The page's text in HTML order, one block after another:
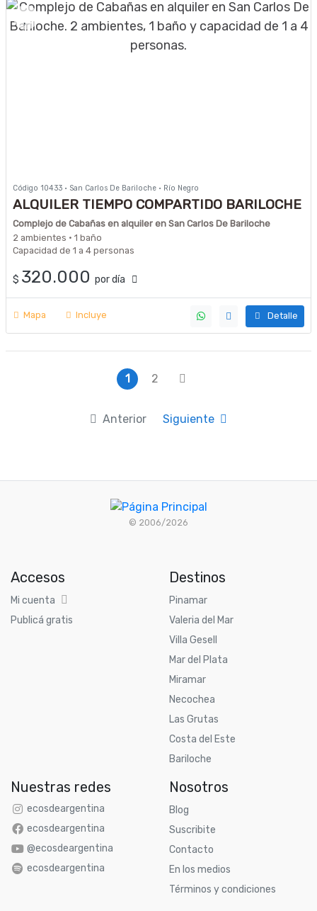
Código 10433 · San Carlos De Bariloche · Río Negro
ALQUILER TIEMPO COMPARTIDO BARILOCHE
Complejo de Cabañas en alquiler en San Carlos De Bariloche
2 ambientes · 1 baño
Capacidad de 1 a 4 personas
$ 320.000 por día
Mapa Incluye Detalle
1 2
Anterior Siguiente
© 2006/2026
Accesos
Mi cuenta
Publicá gratis
Destinos
Pinamar
Valeria del Mar
Villa Gesell
Mar del Plata
Miramar
Necochea
Las Grutas
Costa del Este
Bariloche
Nuestras redes
ecosdeargentina
ecosdeargentina
@ecosdeargentina
ecosdeargentina
Nosotros
Blog
Suscribite
Contacto
En los medios
Términos y condiciones